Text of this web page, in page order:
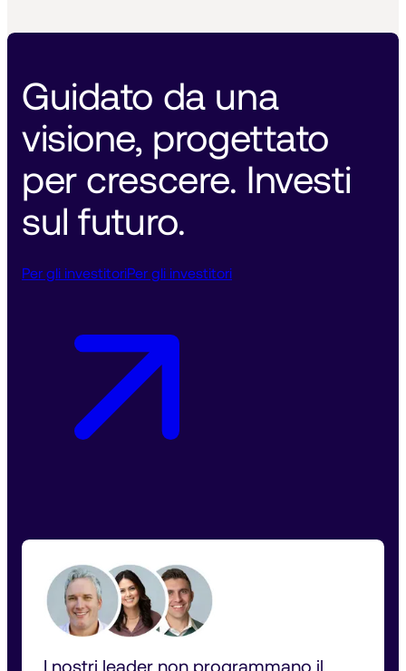
Guidato da una
visione, progettato
per crescere. Investi
sul futuro.
Per gli investitoriPer gli investitori